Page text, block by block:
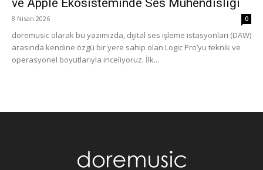
ve Apple Ekosisteminde Ses Mühendisliği
8 Nisan 2026 0
doremusic olarak bu yazımızda, dijital ses işleme istasyonları (DAW)
arasında kendine özgü bir yere sahip olan Logic Pro’yu teknik ve
operasyonel boyutlarıyla inceliyoruz. İlk...